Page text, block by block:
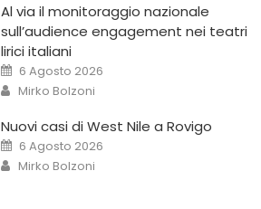
Al via il monitoraggio nazionale
sull’audience engagement nei teatri
lirici italiani
6 Agosto 2026
Mirko Bolzoni
Nuovi casi di West Nile a Rovigo
6 Agosto 2026
Mirko Bolzoni